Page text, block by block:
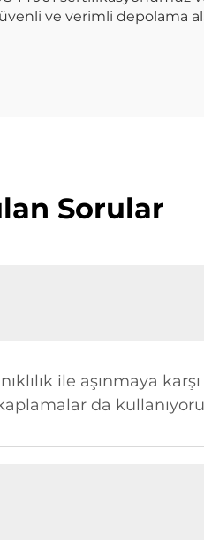
ve verimli depolama
Sorular
ile aşınmaya
da